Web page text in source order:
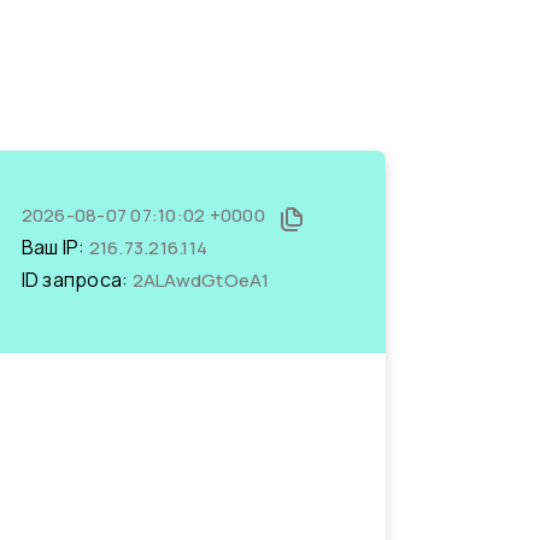
2026-08-07 07:10:02 +0000
Ваш IP: 216.73.216.114
ID запроса: 2ALAwdGtOeA1